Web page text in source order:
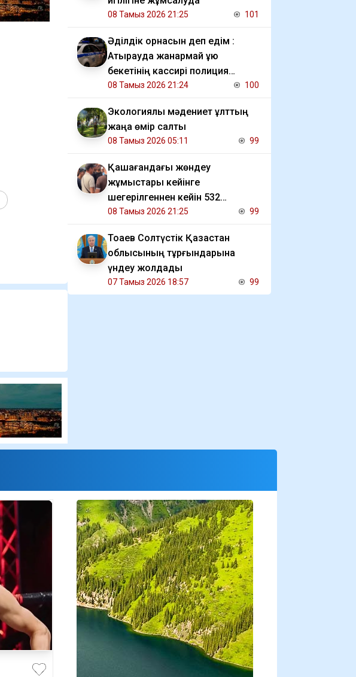
08 Тамыз 2026 21:25 101
Әділдік орнасын деп едім :
Атырауда жанармай құю
бекетінің кассирі полиция
шақырғаны үшін жазаланғанын
08 Тамыз 2026 21:24 100
Экологиялық мәдениет ұлттың
жаңа өмір салты
08 Тамыз 2026 05:11 99
Қашағандағы жөндеу
жұмыстары кейінге
шегерілгеннен кейін 532
жұмысшы өтемақысын ала
08 Тамыз 2026 21:25 99
Тоқаев Солтүстік Қазақстан
облысының тұрғындарына
үндеу жолдады
07 Тамыз 2026 18:57 99